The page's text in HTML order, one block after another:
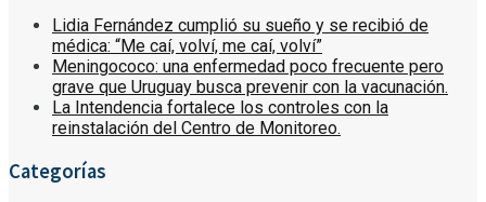
Lidia Fernández cumplió su sueño y se recibió de
médica: “Me caí, volví, me caí, volví”
Meningococo: una enfermedad poco frecuente pero
grave que Uruguay busca prevenir con la vacunación.
La Intendencia fortalece los controles con la
reinstalación del Centro de Monitoreo.
Categorías